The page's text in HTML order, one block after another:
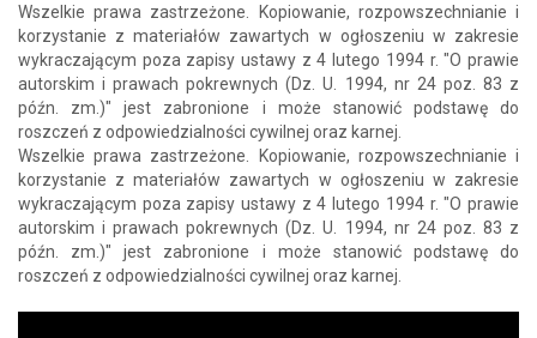
Wszelkie prawa zastrzeżone. Kopiowanie, rozpowszechnianie i
korzystanie z materiałów zawartych w ogłoszeniu w zakresie
wykraczającym poza zapisy ustawy z 4 lutego 1994 r. "O prawie
autorskim i prawach pokrewnych (Dz. U. 1994, nr 24 poz. 83 z
późn. zm.)" jest zabronione i może stanowić podstawę do
roszczeń z odpowiedzialności cywilnej oraz karnej.
Wszelkie prawa zastrzeżone. Kopiowanie, rozpowszechnianie i
korzystanie z materiałów zawartych w ogłoszeniu w zakresie
wykraczającym poza zapisy ustawy z 4 lutego 1994 r. "O prawie
autorskim i prawach pokrewnych (Dz. U. 1994, nr 24 poz. 83 z
późn. zm.)" jest zabronione i może stanowić podstawę do
roszczeń z odpowiedzialności cywilnej oraz karnej.